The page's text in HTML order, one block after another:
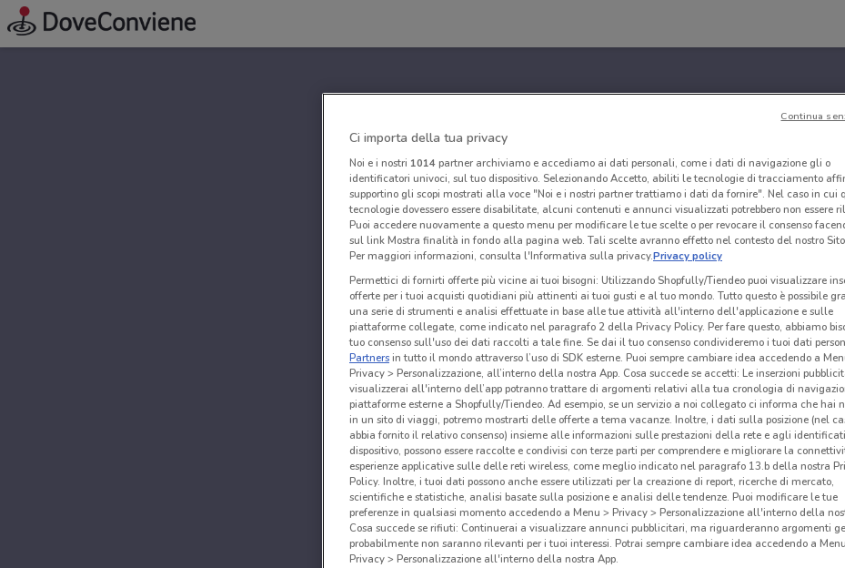
Ci importa della tua privacy
Noi e i nostri 1014partner archiviamo e accediamo ai dati personali, come i dati di navigazione gli o
identificatori univoci, sul tuo dispositivo. Selezionando Accetto, abiliti le tecnologie di tracciamento
supportino gli scopi mostrati alla voce "Noi e i nostri partner trattiamo i dati da fornire". Nel caso in cui
tecnologie dovessero essere disabilitate, alcuni contenuti e annunci visualizzati potrebbero non essere
Puoi accedere nuovamente a questo menu per modificare le tue scelte o per revocare il consenso
sul link Mostra finalità in fondo alla pagina web. Tali scelte avranno effetto nel contesto del nostro
Per maggiori informazioni, consulta l'Informativa sulla privacy.Privacy policy
Permettici di fornirti offerte più vicine ai tuoi bisogni: Utilizzando Shopfully/Tiendeo puoi visualizzare
offerte per i tuoi acquisti quotidiani più attinenti ai tuoi gusti e al tuo mondo. Tutto questo è possibile
una serie di strumenti e analisi effettuate in base alle tue attività all'interno dell'applicazione e sulle
piattaforme collegate, come indicato nel paragrafo 2 della Privacy Policy. Per fare questo, abbiamo
tuo consenso sull'uso dei dati raccolti a tale fine. Se dai il tuo consenso condivideremo i tuoi dati
Partnersin tutto il mondo attraverso l’uso di SDK esterne. Puoi sempre cambiare idea accedendo a
Privacy > Personalizzazione, all’interno della nostra App. Cosa succede se accetti: Le inserzioni
visualizzerai all'interno dell’app potranno trattare di argomenti relativi alla tua cronologia di
piattaforme esterne a Shopfully/Tiendeo. Ad esempio, se un servizio a noi collegato ci informa che hai
in un sito di viaggi, potremo mostrarti delle offerte a tema vacanze. Inoltre, i dati sulla posizione (nel
abbia fornito il relativo consenso) insieme alle informazioni sulle prestazioni della rete e agli
dispositivo, possono essere raccolte e condivisi con terze parti per comprendere e migliorare la
esperienze applicative sulle delle reti wireless, come meglio indicato nel paragrafo 13.b della nostra
Policy. Inoltre, i tuoi dati possono anche essere utilizzati per la creazione di report, ricerche di mercato,
scientifiche e statistiche, analisi basate sulla posizione e analisi delle tendenze. Puoi modificare le tue
preferenze in qualsiasi momento accedendo a Menu > Privacy > Personalizzazione all'interno della
Cosa succede se rifiuti: Continuerai a visualizzare annunci pubblicitari, ma riguarderanno argomenti
probabilmente non saranno rilevanti per i tuoi interessi. Potrai sempre cambiare idea accedendo a
Privacy > Personalizzazione all'interno della nostra App.
Continua